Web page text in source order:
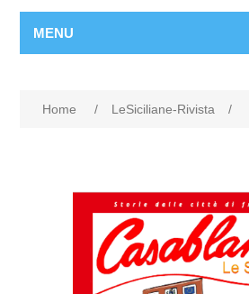
MENU
Home / LeSiciliane-Rivista /